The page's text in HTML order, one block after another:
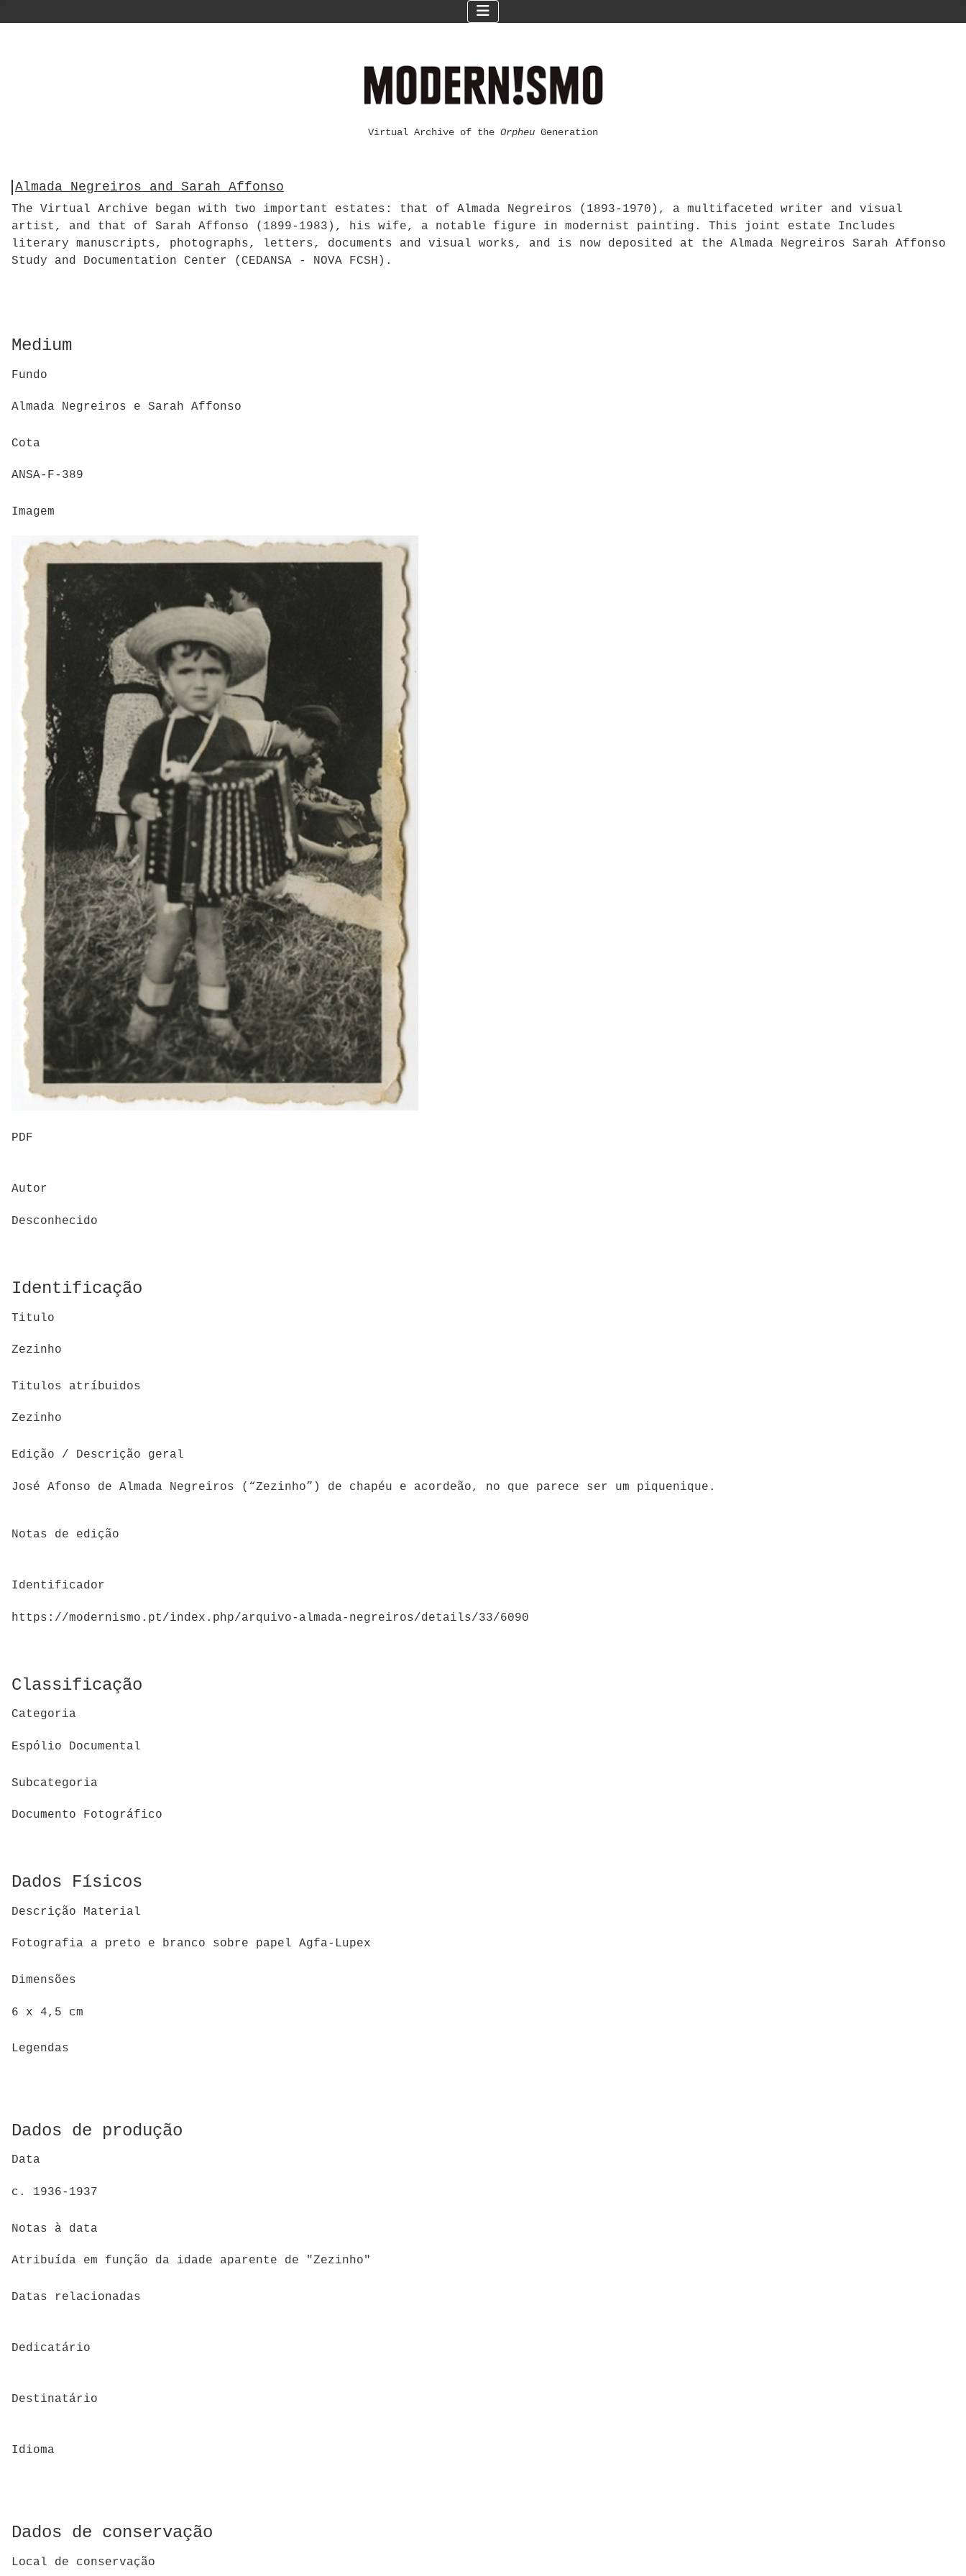
Virtual Archive of the Orpheu Generation
Almada Negreiros and Sarah Affonso
The Virtual Archive began with two important estates: that of Almada Negreiros (1893-1970), a multifaceted writer and visual
artist, and that of Sarah Affonso (1899-1983), his wife, a notable figure in modernist painting. This joint estate Includes
literary manuscripts, photographs, letters, documents and visual works, and is now deposited at the Almada Negreiros Sarah Affonso
Study and Documentation Center (CEDANSA - NOVA FCSH).
Medium
Fundo
Almada Negreiros e Sarah Affonso
Cota
ANSA-F-389
Imagem
PDF
Autor
Desconhecido
Identificação
Titulo
Zezinho
Titulos atríbuidos
Zezinho
Edição / Descrição geral
José Afonso de Almada Negreiros (“Zezinho”) de chapéu e acordeão, no que parece ser um piquenique.
Notas de edição
Identificador
https://modernismo.pt/index.php/arquivo-almada-negreiros/details/33/6090
Classificação
Categoria
Espólio Documental
Subcategoria
Documento Fotográfico
Dados Físicos
Descrição Material
Fotografia a preto e branco sobre papel Agfa-Lupex
Dimensões
6 x 4,5 cm
Legendas
Dados de produção
Data
c. 1936-1937
Notas à data
Atribuída em função da idade aparente de "Zezinho"
Datas relacionadas
Dedicatário
Destinatário
Idioma
Dados de conservação
Local de conservação